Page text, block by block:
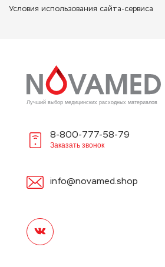
Лучший выбор медицинских расходных материалов
8-800-777-58-79
Заказать звонок
info@novamed.shop
Условия использования сайта-сервиса